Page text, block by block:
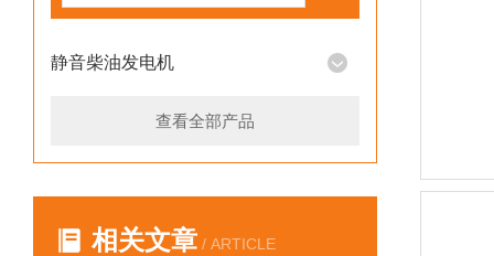
静音柴油发电机
查看全部产品
相关文章 / ARTICLE